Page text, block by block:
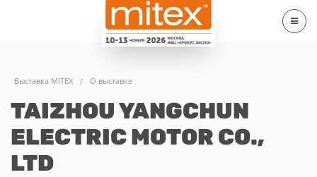
Выставка MITEX / О выставке
TAIZHOU YANGCHUN
ELECTRIC MOTOR CO.,
LTD